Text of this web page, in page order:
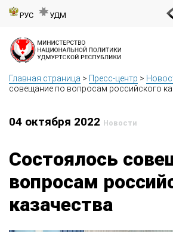
РУС УДМ
Главная страница > Пресс-центр >
совещание по вопросам российского
04 октября 2022 Новости
Состоялось
вопросам
казачества